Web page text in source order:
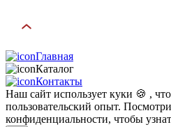
Главная
Каталог
Контакты
Наш сайт использует куки 🍪 ,
пользовательский опыт.
конфиденциальности, чтобы